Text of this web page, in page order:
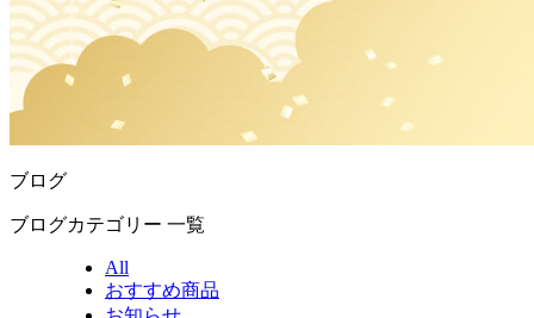
ブログ
ブログカテゴリー 一覧
All
おすすめ商品